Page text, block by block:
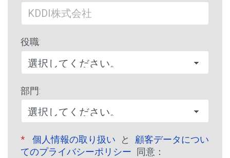
役職:
部門:
* 個人情報の取り扱い と
顧客データについ
てのプライバシーポリシー
同意：